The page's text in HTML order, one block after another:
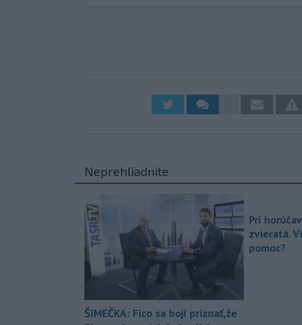
Neprehliadnite
ŠIMEČKA: Fico sa bojí priznať,že
Pri
zvieratá.
pomoc?